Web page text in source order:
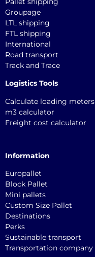
Groupage
LTL shipping
FTL shipping
International
Road transport
Track and Trace
Logistics Tools
Calculate loading meters
m3 calculator
Freight cost calculator
Information
Europallet
Block Pallet
Mini pallets
Custom Size Pallet
Destinations
Perks
Sustainable transport
Transportation company